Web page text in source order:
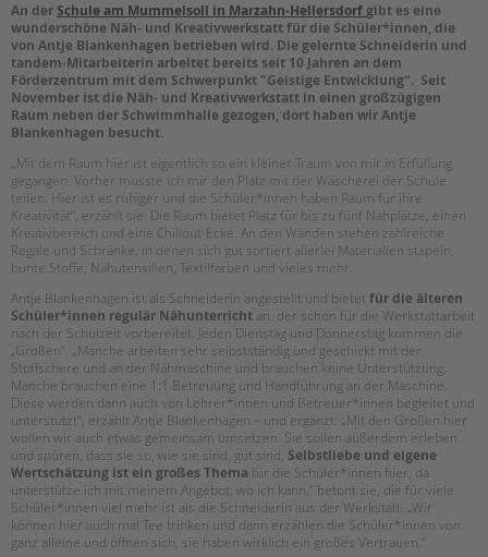
EFöB
Schulbezogene Sozialarbeit
Tagesgruppen
HILFEN ZUR ERZIEHUNG
EINGLIEDERUNGSHILFE
BETREUTES WOHNEN
TANDEM BTL AKADEMIE
Zertfikatskurse
Seminarkalender
Seminarräume
STADTTEILARBEIT
PROFIL | LEITBILD
Bereiche im Überblick
Kinder- und Jugendschutz
Unsere Videos
Suchen
An derSchule am Mummelsoll in Marzahn-Hellersdorf gibt es eine
wunderschöne Näh- und Kreativwerkstatt für die Schüler*innen, die
von Antje Blankenhagen betrieben wird. Die gelernte Schneiderin und
tandem-Mitarbeiterin arbeitet bereits seit 10 Jahren an dem
Förderzentrum mit dem Schwerpunkt "Geistige Entwicklung". Seit
November ist die Näh- und Kreativwerkstatt in einen großzügigen
Raum neben der Schwimmhalle gezogen, dort haben wir Antje
Blankenhagen besucht.
„Mit dem Raum hier ist eigentlich so ein kleiner Traum von mir in Erfüllung
gegangen. Vorher musste ich mir den Platz mit der Wäscherei der Schule
teilen. Hier ist es ruhiger und die Schüler*innen haben Raum für ihre
Kreativität“, erzählt sie. Die Raum bietet Platz für bis zu fünf Nähplätze, einen
Kreativbereich und eine Chillout-Ecke. An den Wänden stehen zahlreiche
Regale und Schränke, in denen sich gut sortiert allerlei Materialien stapeln,
bunte Stoffe, Nähutensilien, Textilfarben und vieles mehr.
Antje Blankenhagen ist als Schneiderin angestellt und bietet für die älteren
Schüler*innen regulär Nähunterricht an, der schon für die Werkstattarbeit
nach der Schulzeit vorbereitet. Jeden Dienstag und Donnerstag kommen die
„Großen“. „Manche arbeiten sehr selbstständig und geschickt mit der
Stoffschere und an der Nähmaschine und brauchen keine Unterstützung.
Manche brauchen eine 1:1 Betreuung und Handführung an der Maschine.
Diese werden dann auch von Lehrer*innen und Betreuer*innen begleitet und
unterstützt“, erzählt Antje Blankenhagen – und ergänzt: „Mit den Großen hier
wollen wir auch etwas gemeinsam umsetzen. Sie sollen außerdem erleben
und spüren, dass sie so, wie sie sind, gut sind, Selbstliebe und eigene
Wertschätzung ist ein großes Thema für die Schüler*innen hier, da
unterstütze ich mit meinem Angebot, wo ich kann,“ betont sie, die für viele
Schüler*innen viel mehr ist als die Schneiderin aus der Werkstatt. „Wir
können hier auch mal Tee trinken und dann erzählen die Schüler*innen von
ganz alleine und öffnen sich, sie haben wirklich ein großes Vertrauen.“